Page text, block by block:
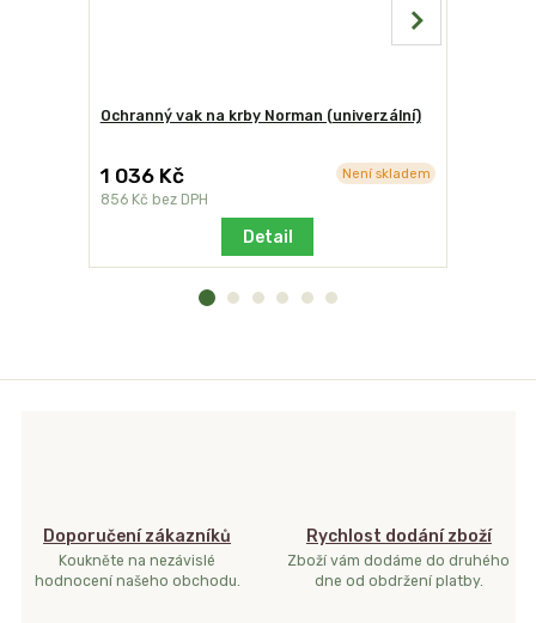
Ochranný vak na krby Norman (univerzální)
1 036 Kč
856 Kč bez DPH
Není skladem
Detail
Doporučení zákazníků
Koukněte na nezávislé
hodnocení našeho obchodu.
Rychlost dodání zboží
Zboží vám dodáme do druhého
dne od obdržení platby.